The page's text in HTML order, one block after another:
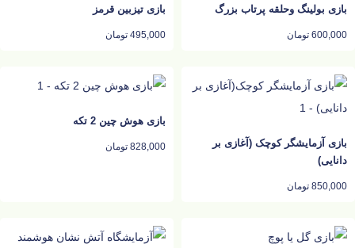
بازی بولینگ وحلقه پرتاب بزرگ
600,000 تومان
بازی تیزبین قرمز
495,000 تومان
بازی آزمایشگر کوچک (آغازی بر
دانایی)
850,000 تومان
بازی هوش چین 2 تکه
828,000 تومان